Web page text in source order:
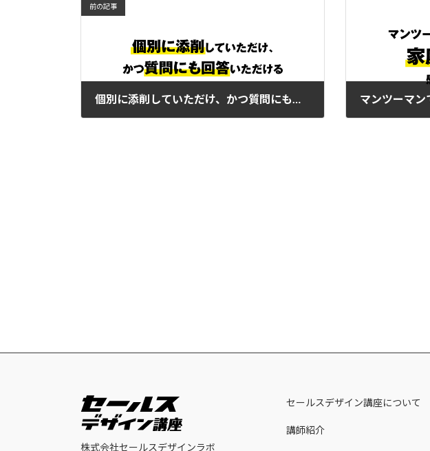
前の記事
株式会社セールスデザインラボ
セールスデザイン講座について
講師紹介